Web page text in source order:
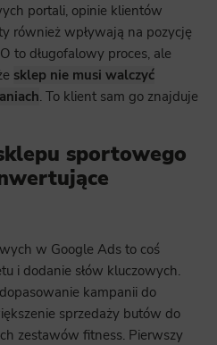
portali, opinie klientów
również wpływają na pozycję
to długofalowy proces, ale
sklep nie musi walczyć
. To klient sam go znajduje
sportowego
w Google Ads to coś
i dodanie słów kluczowych.
kampanii do
sprzedaży butów do
zestawów fitness. Pierwszy